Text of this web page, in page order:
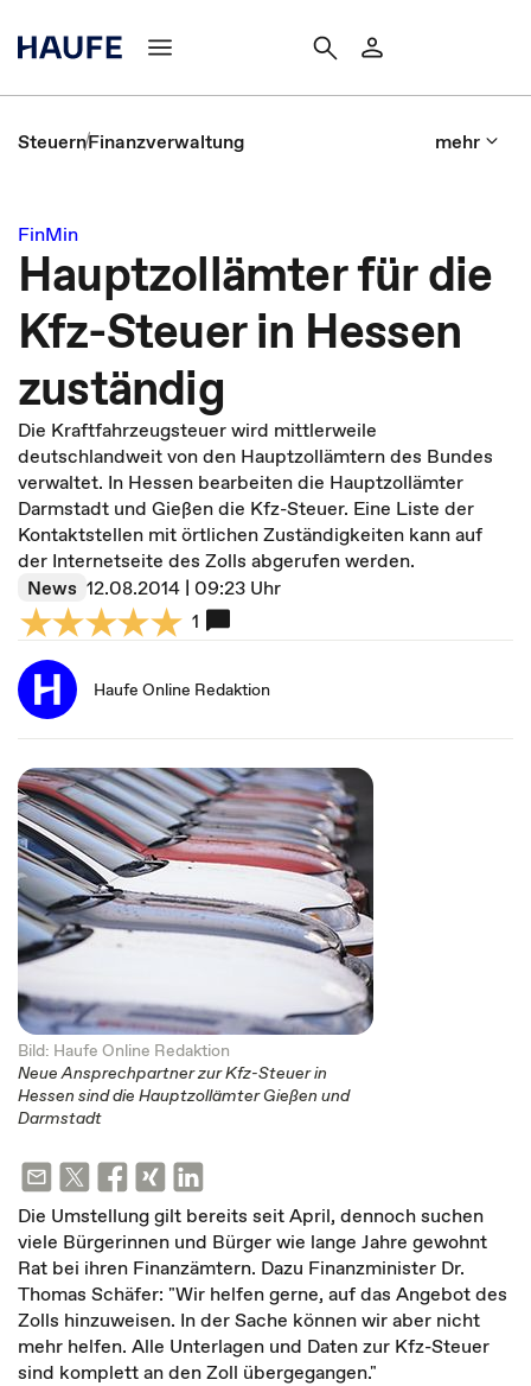
SteuernFinanzverwaltung mehr
FinMin
Hauptzollämter für die
Kfz-Steuer in Hessen
zuständig
Die Kraftfahrzeugsteuer wird mittlerweile
deutschlandweit von den Hauptzollämtern des Bundes
verwaltet. In Hessen bearbeiten die Hauptzollämter
Darmstadt und Gießen die Kfz-Steuer. Eine Liste der
Kontaktstellen mit örtlichen Zuständigkeiten kann auf
der Internetseite des Zolls abgerufen werden.
News 12.08.2014 | 09:23 Uhr
1
Haufe Online Redaktion
Bild: Haufe Online Redaktion
Neue Ansprechpartner zur Kfz-Steuer in
Hessen sind die Hauptzollämter Gießen und
Darmstadt
Die Umstellung gilt bereits seit April, dennoch suchen
viele Bürgerinnen und Bürger wie lange Jahre gewohnt
Rat bei ihren Finanzämtern. Dazu Finanzminister Dr.
Thomas Schäfer: "Wir helfen gerne, auf das Angebot des
Zolls hinzuweisen. In der Sache können wir aber nicht
mehr helfen. Alle Unterlagen und Daten zur Kfz-Steuer
sind komplett an den Zoll übergegangen."